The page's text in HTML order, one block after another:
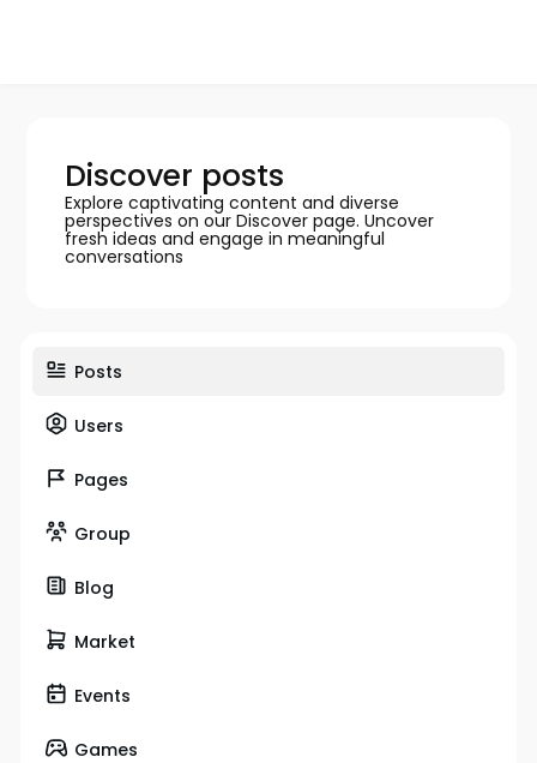
Discover posts
Explore captivating content and diverse
perspectives on our Discover page. Uncover
fresh ideas and engage in meaningful
conversations
Posts
Users
Pages
Group
Blog
Market
Events
Games